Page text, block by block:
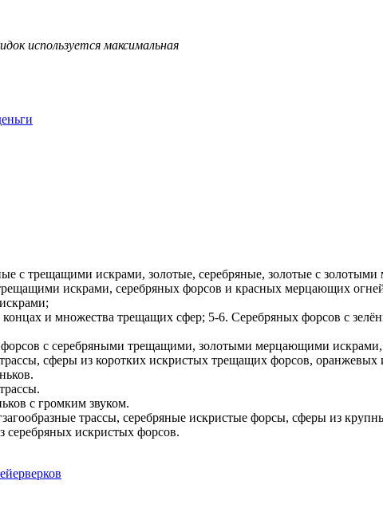
используется максимальная
с трещащими искрами, золотые, серебряные, золотые с
искрами, серебряных форсов и красных мерцающих
и множества трещащих сфер; 5-6. Серебряных форсов с
с серебряными трещащими, золотыми мерцающими
сферы из коротких искристых трещащих форсов, оранжевых
с громким звуком.
трассы, серебряные искристые форсы, сферы из
серебряных искристых форсов.